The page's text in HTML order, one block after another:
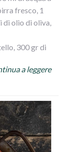
fresco, 1
di olio di oliva,
300 gr di
gr di
allo zucchero.
a leggere